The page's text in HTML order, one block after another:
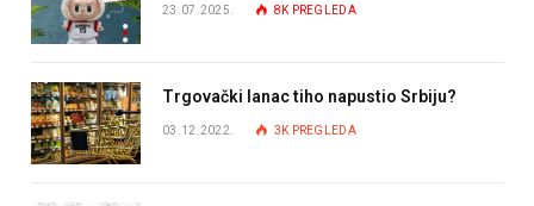
23.07.2025. 8K PREGLEDA
Trgovački lanac tiho napustio Srbiju?
03.12.2022. 3K PREGLEDA